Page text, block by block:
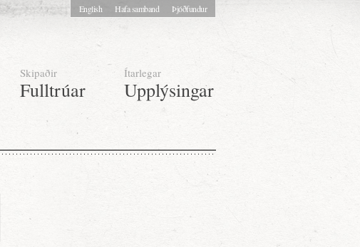
Skipaðir
Fulltrúar
Ítarlegar
Upplýsingar
English Hafa samband Þjóðfundur